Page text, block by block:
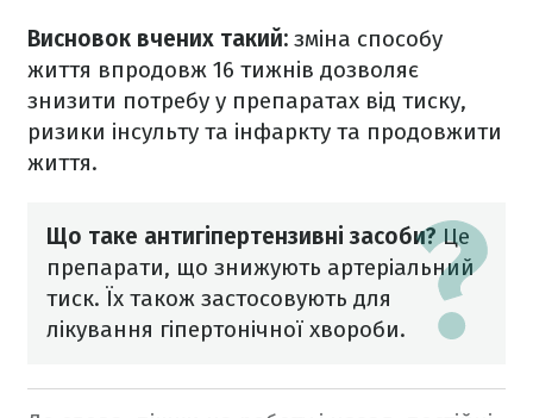
Висновок вчених такий: зміна способу
життя впродовж 16 тижнів дозволяє
знизити потребу у препаратах від тиску,
ризики інсульту та інфаркту та продовжити
життя.
Що таке антигіпертензивні засоби?Це
препарати, що знижують артеріальний
тиск. Їх також застосовують для
лікування гіпертонічної хвороби.